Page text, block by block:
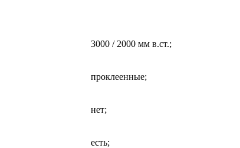
3000 / 2000 мм в.ст.;
проклеенные;
нет;
есть;